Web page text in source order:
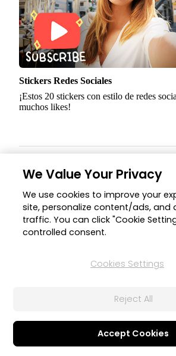
Stickers Redes Sociales
¡Estos 20 stickers con estilo de redes
muchos likes!
ABR
2023
Nuevas funciones
We Value Your Privacy
We use cookies to improve your
site, personalize content/ads, and
traffic. You can click "Cookie
controlled consent.
Cookies Settings
Reject All
Accept Cookies